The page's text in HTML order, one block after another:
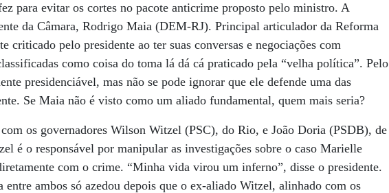
para evitar os cortes no pacote anticrime proposto pelo ministro. A
da Câmara, Rodrigo Maia (DEM-RJ). Principal articulador da Reforma
criticado pelo presidente ao ter suas conversas e negociações com
como coisa do toma lá dá cá praticado pela “velha política”. Pelo
presidenciável, mas não se pode ignorar que ele defende uma das
Se Maia não é visto como um aliado fundamental, quem mais seria?
os governadores Wilson Witzel (PSC), do Rio, e João Doria (PSDB), de
é o responsável por manipular as investigações sobre o caso Marielle
com o crime. “Minha vida virou um inferno”, disse o presidente.
ambos só azedou depois que o ex-aliado Witzel, alinhado com os